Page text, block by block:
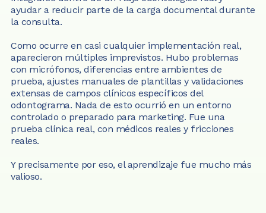
ayudar a reducir parte de la carga documental durante
la consulta.
Como ocurre en casi cualquier implementación real,
aparecieron múltiples imprevistos. Hubo problemas
con micrófonos, diferencias entre ambientes de
prueba, ajustes manuales de plantillas y validaciones
extensas de campos clínicos específicos del
odontograma. Nada de esto ocurrió en un entorno
controlado o preparado para marketing. Fue una
prueba clínica real, con médicos reales y fricciones
reales.
Y precisamente por eso, el aprendizaje fue mucho más
valioso.